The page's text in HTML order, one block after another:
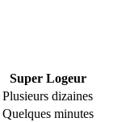
Super Logeur
Plusieurs dizaines
Quelques minutes